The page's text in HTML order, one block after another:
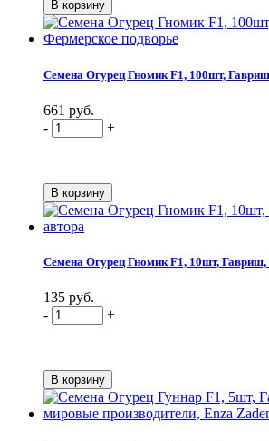
Семена Огурец Гномик F1, 100шт,
661 руб.
-
+
Семена Огурец Гномик F1, 10шт, Гавриш,
135 руб.
-
+